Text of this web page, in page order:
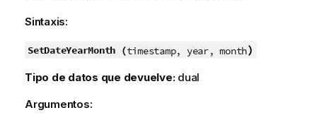
Sintaxis:
SetDateYearMonth (timestamp, year, month)
Tipo de datos que devuelve: dual
Argumentos: